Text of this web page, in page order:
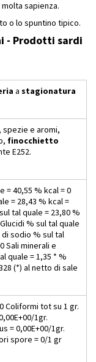
sapienza.
o lo spuntino tipico.
- Prodotti sardi
a stagionatura
spezie e aromi,
finocchietto
E252.
= 40,55 % kcal = 0
= 28,43 % kcal =
tal quale = 23,80 %
% sul tal quale
di sodio % sul tal
Sali minerali e
quale = 1,35 * %
(*) al netto di sale
Coliformi tot su 1 gr.
1gr.
= 0,00E+00/1gr.
spore = 0/1 gr